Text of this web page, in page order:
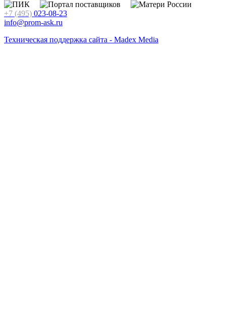
+7 (495) 023-08-23
info@prom-ask.ru
Техническая поддержка сайта - Madex Media